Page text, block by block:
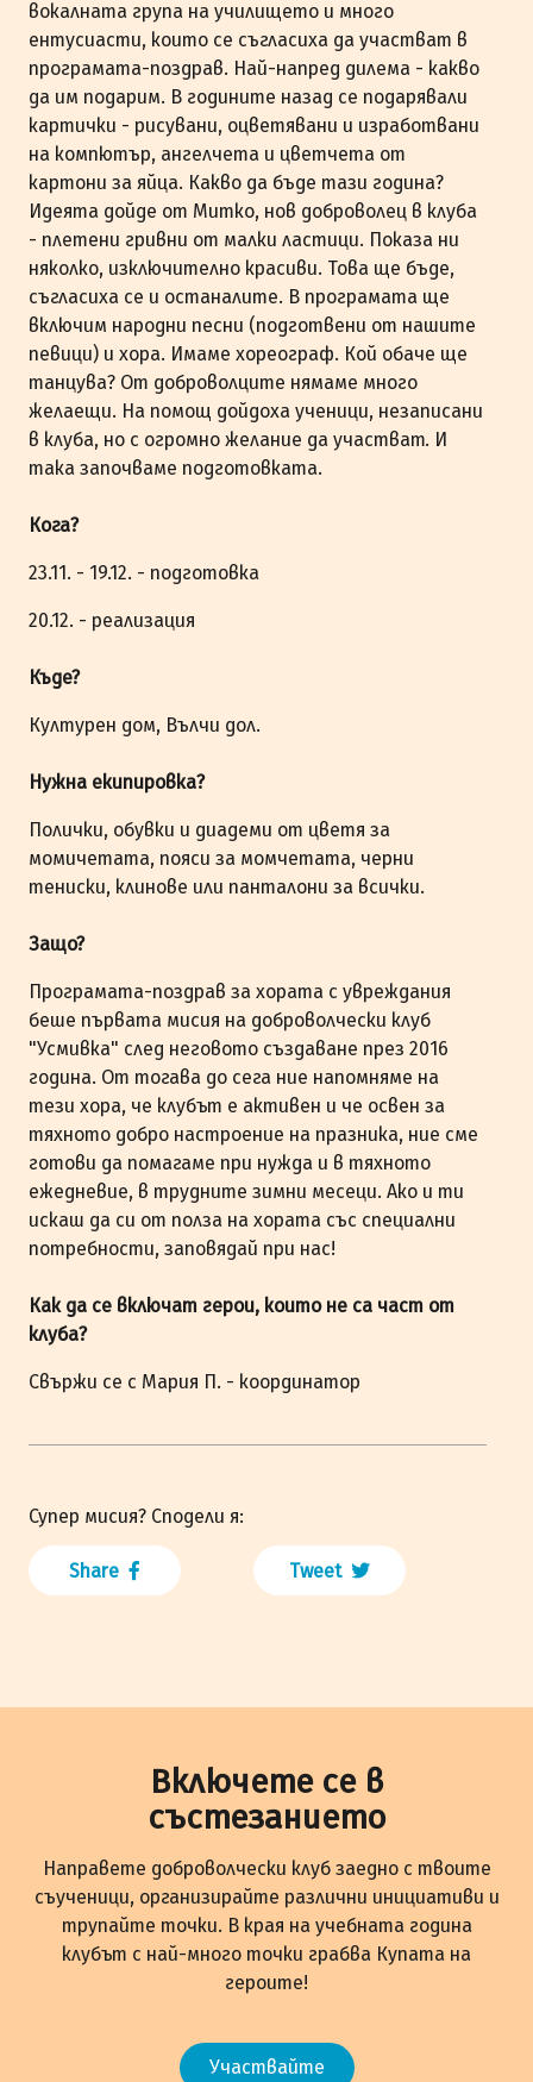
вокалната група на училището и много
ентусиасти, които се съгласиха да участват в
програмата-поздрав. Най-напред дилема - какво
да им подарим. В годините назад се подарявали
картички - рисувани, оцветявани и изработвани
на компютър, ангелчета и цветчета от
картони за яйца. Какво да бъде тази година?
Идеята дойде от Митко, нов доброволец в клуба
- плетени гривни от малки ластици. Показа ни
няколко, изключително красиви. Това ще бъде,
съгласиха се и останалите. В програмата ще
включим народни песни (подготвени от нашите
певици) и хора. Имаме хореограф. Кой обаче ще
танцува? От доброволците нямаме много
желаещи. На помощ дойдоха ученици, незаписани
в клуба, но с огромно желание да участват. И
така започваме подготовката.
Кога?
23.11. - 19.12. - подготовка
20.12. - реализация
Къде?
Културен дом, Вълчи дол.
Нужна екипировка?
Полички, обувки и диадеми от цветя за
момичетата, пояси за момчетата, черни
тениски, клинове или панталони за всички.
Защо?
Програмата-поздрав за хората с увреждания
беше първата мисия на доброволчески клуб
"Усмивка" след неговото създаване през 2016
година. От тогава до сега ние напомняме на
тези хора, че клубът е активен и че освен за
тяхното добро настроение на празника, ние сме
готови да помагаме при нужда и в тяхното
ежедневие, в трудните зимни месеци. Ако и ти
искаш да си от полза на хората със специални
потребности, заповядай при нас!
Как да се включат герои, които не са част от
клуба?
Свържи се с Мария П. - координатор
Супер мисия? Сподели я:
Share Tweet
Включете се в
състезанието
Направете доброволчески клуб заедно с твоите
съученици, организирайте различни инициативи и
трупайте точки. В края на учебната година
клубът с най-много точки грабва Купата на
героите!
Участвайте